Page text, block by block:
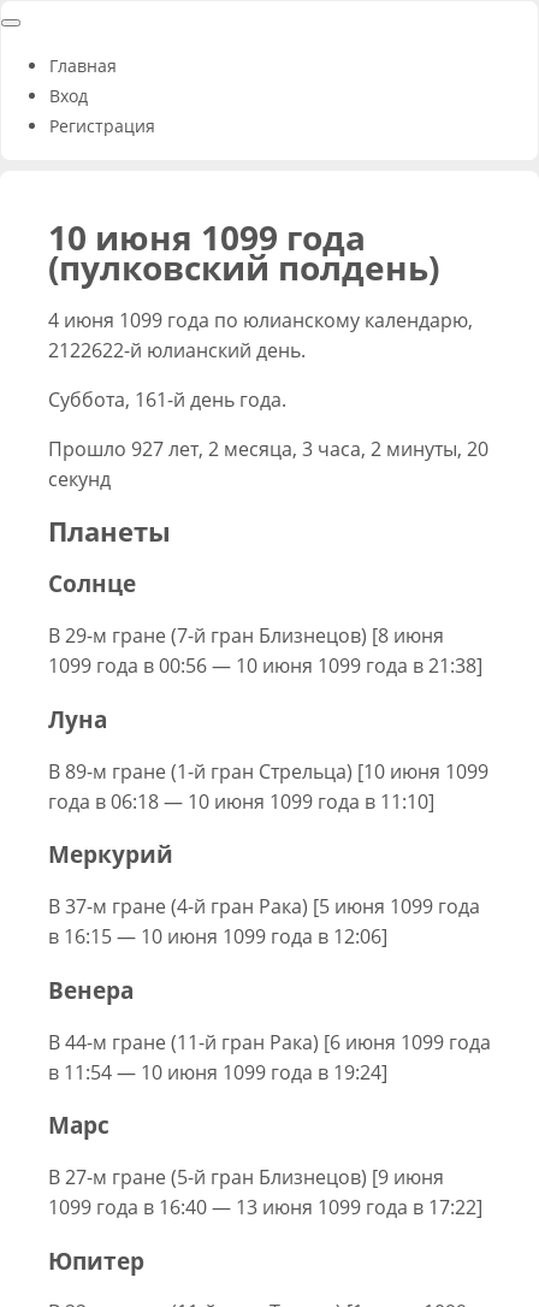
Главная
Вход
Регистрация
10 июня 1099 года
(пулковский полдень)
4 июня 1099 года по юлианскому календарю,
2122622-й юлианский день.
Суббота, 161-й день года.
Прошло 927 лет, 2 месяца, 3 часа, 2 минуты, 20
секунд
Планеты
Солнце
В 29-м гране (7-й гран Близнецов) [8 июня
1099 года в 00:56 — 10 июня 1099 года в 21:38]
Луна
В 89-м гране (1-й гран Стрельца) [10 июня 1099
года в 06:18 — 10 июня 1099 года в 11:10]
Меркурий
В 37-м гране (4-й гран Рака) [5 июня 1099 года
в 16:15 — 10 июня 1099 года в 12:06]
Венера
В 44-м гране (11-й гран Рака) [6 июня 1099 года
в 11:54 — 10 июня 1099 года в 19:24]
Марс
В 27-м гране (5-й гран Близнецов) [9 июня
1099 года в 16:40 — 13 июня 1099 года в 17:22]
Юпитер